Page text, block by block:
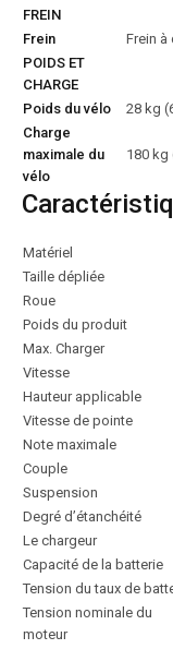
FREIN
Frein
Frein à
POIDS ET
CHARGE
Poids du vélo
28 kg
Charge
maximale du
vélo
180 kg
Matériel
Taille dépliée
Roue
Poids du produit
Max. Charger
Vitesse
Hauteur applicable
Vitesse de pointe
Note maximale
Couple
Suspension
Degré d’étanchéité
Le chargeur
Capacité de la batterie
Tension du taux de
Tension nominale du
moteur